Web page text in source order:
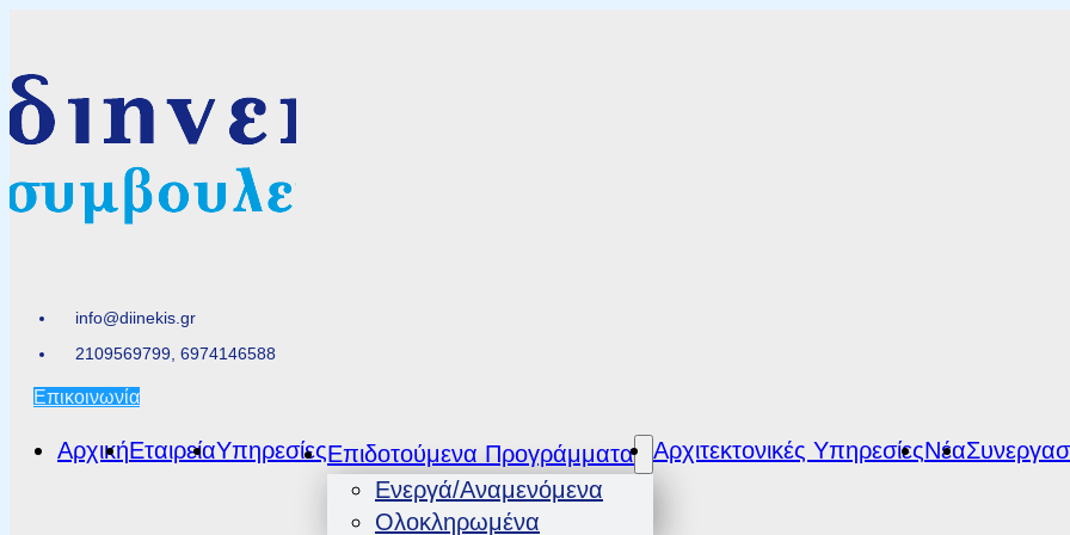
info@diinekis.gr
2109569799, 6974146588
Επικοινωνία
ΑρχικήΕταιρείαΥπηρεσίεςΕπιδοτούμενα Προγράμματα
Ενεργά/Αναμενόμενα
Ολοκληρωμένα
Αρχιτεκτονικές ΥπηρεσίεςΝέα